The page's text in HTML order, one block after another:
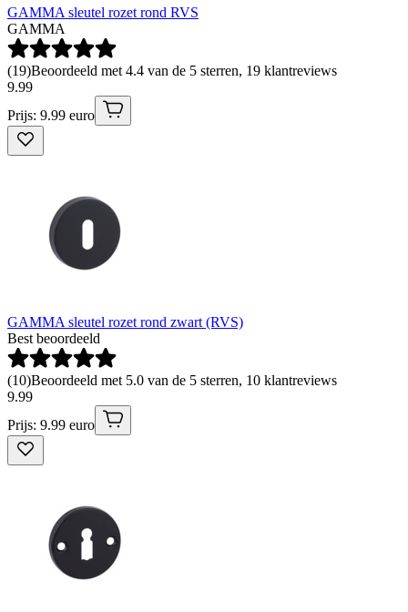
GAMMA sleutel rozet rond RVS
GAMMA
(19)Beoordeeld met 4.4 van de 5 sterren, 19 klantreviews
9.99
Prijs: 9.99 euro
GAMMA sleutel rozet rond zwart (RVS)
Best beoordeeld
(10)Beoordeeld met 5.0 van de 5 sterren, 10 klantreviews
9.99
Prijs: 9.99 euro